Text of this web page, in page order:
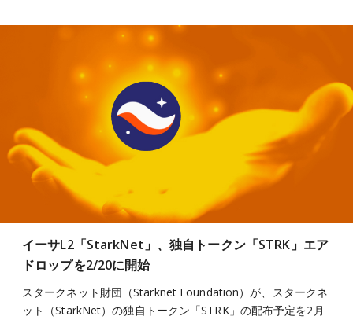
イーサL2「StarkNet」、独自トークン「STRK」エア
ドロップを2/20に開始
スタークネット財団（Starknet Foundation）が、スタークネ
ット（StarkNet）の独自トークン「STRK」の配布予定を2月